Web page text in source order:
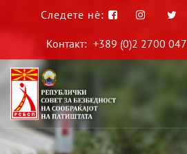
Следете нè:
Контакт: +389 (0)2 2700 047